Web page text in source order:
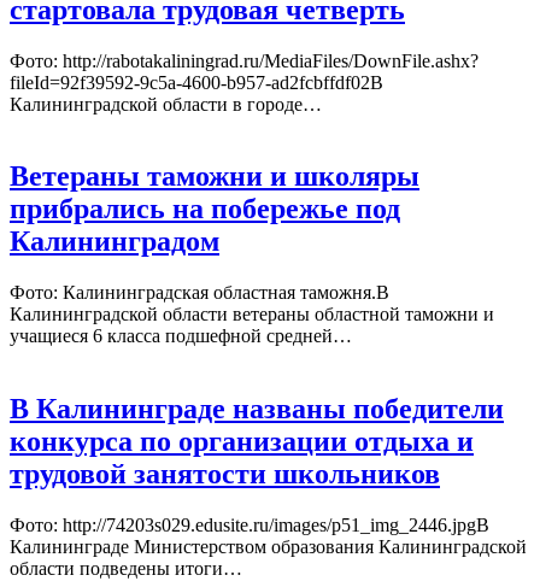
стартовала трудовая четверть
Фото: http://rabotakaliningrad.ru/MediaFiles/DownFile.ashx?
fileId=92f39592-9c5a-4600-b957-ad2fcbffdf02В
Калининградской области в городе…
Ветераны таможни и школяры
прибрались на побережье под
Калининградом
Фото: Калининградская областная таможня.В
Калининградской области ветераны областной таможни и
учащиеся 6 класса подшефной средней…
В Калининграде названы победители
конкурса по организации отдыха и
трудовой занятости школьников
Фото: http://74203s029.edusite.ru/images/p51_img_2446.jpgВ
Калининграде Министерством образования Калининградской
области подведены итоги…